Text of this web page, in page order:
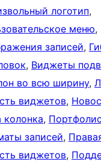
логотип
меню
записей,
, Виджеты
во всю ширину,
виджетов,
колонка,
записей,
виджетов,